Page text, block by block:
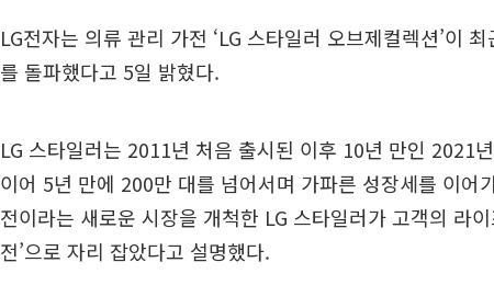
LG전자는 의류 관리 가전 ‘LG 스타일러 오브제컬렉션’이
를 돌파했다고 5일 밝혔다.
LG 스타일러는 2011년 처음 출시된 이후 10년 만인 2021
이어 5년 만에 200만 대를 넘어서며 가파른 성장세를 이어
전이라는 새로운 시장을 개척한 LG 스타일러가 고객의 라
전’으로 자리 잡았다고 설명했다.